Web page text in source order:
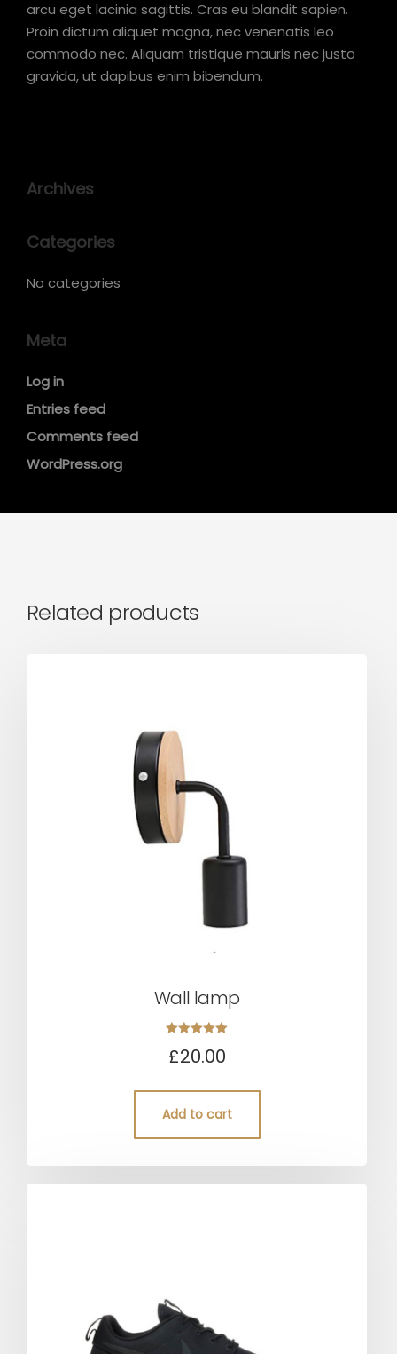
arcu eget lacinia sagittis. Cras eu blandit sapien.
Proin dictum aliquet magna, nec venenatis leo
commodo nec. Aliquam tristique mauris nec justo
gravida, ut dapibus enim bibendum.
Archives
Categories
No categories
Meta
Log in
Entries feed
Comments feed
WordPress.org
Related products
Wall lamp
out of 5
£20.00
Add to cart